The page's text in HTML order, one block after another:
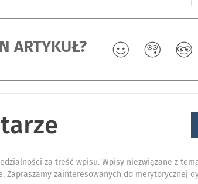
ARTYKUŁ?
za treść wpisu. Wpisy niezwiązane z
Zapraszamy zainteresowanych do merytorycznej